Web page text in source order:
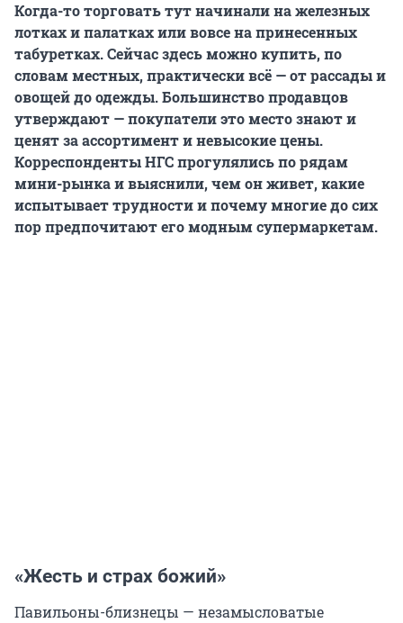
Когда-то торговать тут начинали на железных
лотках и палатках или вовсе на принесенных
табуретках. Сейчас здесь можно купить, по
словам местных, практически всё — от рассады и
овощей до одежды. Большинство продавцов
утверждают — покупатели это место знают и
ценят за ассортимент и невысокие цены.
Корреспонденты НГС прогулялись по рядам
мини-рынка и выяснили, чем он живет, какие
испытывает трудности и почему многие до сих
пор предпочитают его модным супермаркетам.
«Жесть и страх божий»
Павильоны-близнецы — незамысловатые